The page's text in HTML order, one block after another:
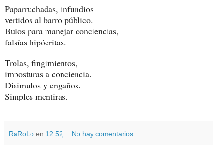
Paparruchadas, infundios
vertidos al barro público.
Bulos para manejar conciencias,
falsías hipócritas.
Trolas, fingimientos,
imposturas a conciencia.
Disimulos y engaños.
Simples mentiras.
RaRoLo en 12:52 No hay comentarios: